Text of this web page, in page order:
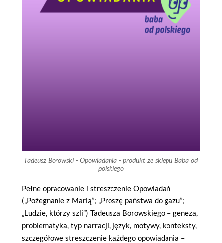
Tadeusz Borowski - Opowiadania - produkt ze sklepu Baba od
polskiego
Pełne opracowanie i streszczenie Opowiadań
(„Pożegnanie z Marią”; „Proszę państwa do gazu”;
„Ludzie, którzy szli”) Tadeusza Borowskiego – geneza,
problematyka, typ narracji, język, motywy, konteksty,
szczegółowe streszczenie każdego opowiadania –